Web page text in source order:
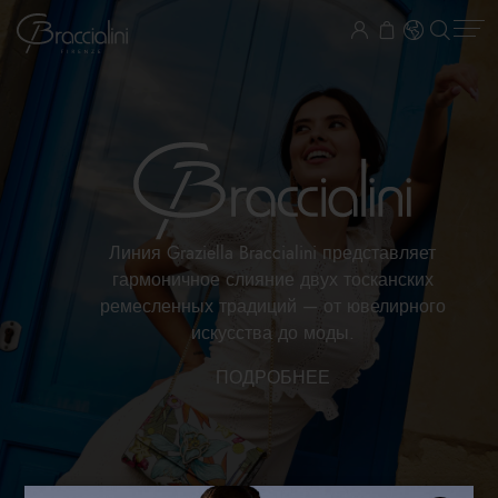
Линия Graziella Braccialini представляет
гармоничное слияние двух тосканских
ремесленных традиций — от ювелирного
искусства до моды.
ПОДРОБНЕЕ